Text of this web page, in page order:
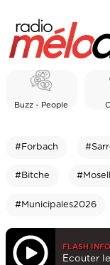
Buzz - People
#Forbach
#Bitche
#Municipales2026
FLASH
Ecouter